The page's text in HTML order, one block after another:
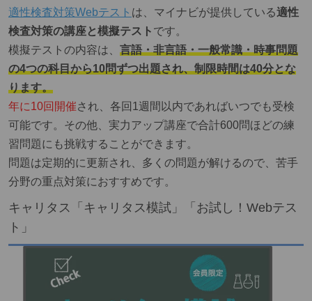
適性検査対策Webテスト は、マイナビが提供している適性
検査対策の講座と模擬テスト です。
模擬テストの内容は、 言語・非言語・一般常識・時事問題
の4つの科目から10問ずつ出題され、制限時間は40分とな
ります。
年に10回開催され、各回1週間以内であればいつでも受検
可能です。その他、実力アップ講座で合計600問ほどの練
習問題にも挑戦することができます。
問題は定期的に更新され、多くの問題が解けるので、苦手
分野の重点対策におすすめです。
キャリタス「キャリタス模試」「お試し！Webテス
ト」